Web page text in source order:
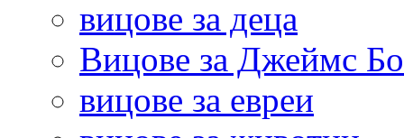
вицове за деца
Вицове за Джеймс
вицове за евреи